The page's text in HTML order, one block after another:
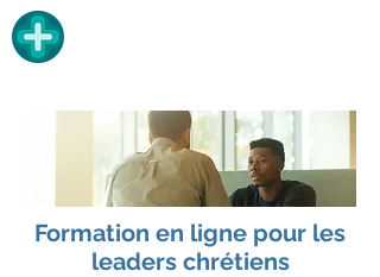
Formation en ligne pour les
leaders chrétiens